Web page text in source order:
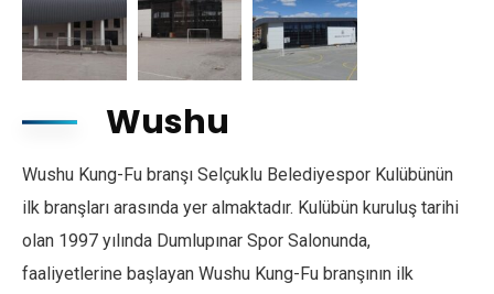
Wushu
Wushu Kung-Fu branşı Selçuklu Belediyespor Kulübünün
ilk branşları arasında yer almaktadır. Kulübün kuruluş tarihi
olan 1997 yılında Dumlupınar Spor Salonunda,
faaliyetlerine başlayan Wushu Kung-Fu branşının ilk